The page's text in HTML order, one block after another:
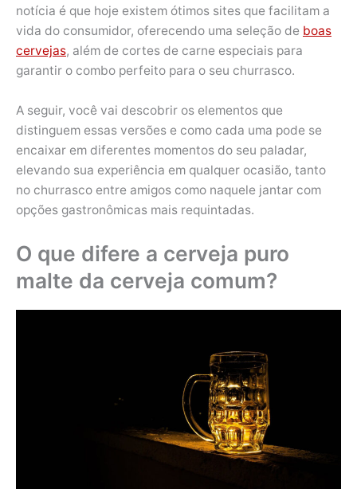
notícia é que hoje existem ótimos sites que facilitam a
vida do consumidor, oferecendo uma seleção de boas
cervejas, além de cortes de carne especiais para
garantir o combo perfeito para o seu churrasco.
A seguir, você vai descobrir os elementos que
distinguem essas versões e como cada uma pode se
encaixar em diferentes momentos do seu paladar,
elevando sua experiência em qualquer ocasião, tanto
no churrasco entre amigos como naquele jantar com
opções gastronômicas mais requintadas.
O que difere a cerveja puro
malte da cerveja comum?